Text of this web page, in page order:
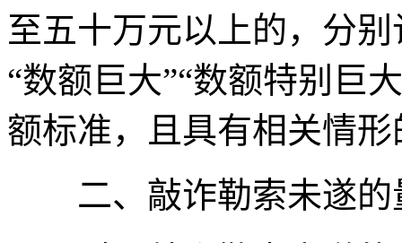
至五十万元以上的，分
“数额巨大”“数额特别巨
额标准，且具有相关情
二、敲诈勒索未遂的